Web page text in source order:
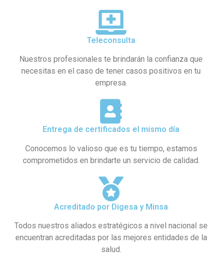
Teleconsulta
Nuestros profesionales te brindarán la confianza que
necesitas en el caso de tener casos positivos en tu
empresa.
Entrega de certificados el mismo día
Conocemos lo valioso que es tu tiempo, estamos
comprometidos en brindarte un servicio de calidad.
Acreditado por Digesa y Minsa​
Todos nuestros aliados estratégicos a nivel nacional se
encuentran acreditadas por las mejores entidades de la
salud.